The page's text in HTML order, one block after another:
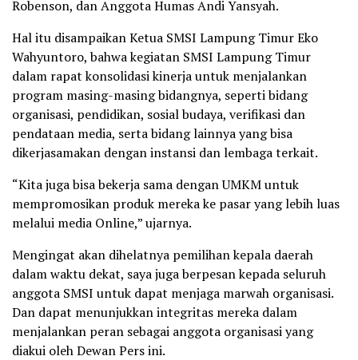
Robenson, dan Anggota Humas Andi Yansyah.
Hal itu disampaikan Ketua SMSI Lampung Timur Eko
Wahyuntoro, bahwa kegiatan SMSI Lampung Timur
dalam rapat konsolidasi kinerja untuk menjalankan
program masing-masing bidangnya, seperti bidang
organisasi, pendidikan, sosial budaya, verifikasi dan
pendataan media, serta bidang lainnya yang bisa
dikerjasamakan dengan instansi dan lembaga terkait.
“Kita juga bisa bekerja sama dengan UMKM untuk
mempromosikan produk mereka ke pasar yang lebih luas
melalui media Online,” ujarnya.
Mengingat akan dihelatnya pemilihan kepala daerah
dalam waktu dekat, saya juga berpesan kepada seluruh
anggota SMSI untuk dapat menjaga marwah organisasi.
Dan dapat menunjukkan integritas mereka dalam
menjalankan peran sebagai anggota organisasi yang
diakui oleh Dewan Pers ini.